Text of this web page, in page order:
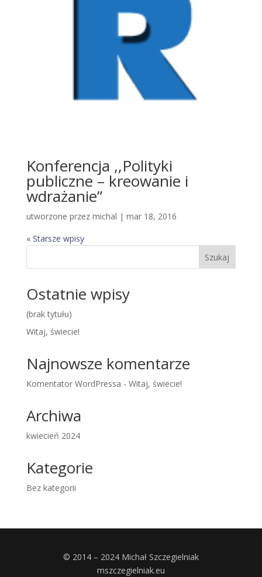
Konferencja ,,Polityki
publiczne – kreowanie i
wdrażanie”
utworzone przez michal | mar 18, 2016
« Starsze wpisy
Szukaj
Ostatnie wpisy
(brak tytułu)
Witaj, świecie!
Najnowsze komentarze
Komentator WordPressa - Witaj, świecie!
Archiwa
kwiecień 2024
Kategorie
Bez kategorii
© 2014 – 2024 Michał Szczegielniak
mszczegielniak.eu